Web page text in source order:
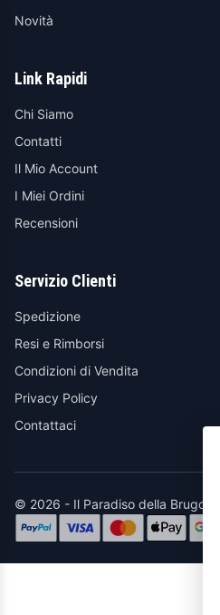
Novità
Link Rapidi
Chi Siamo
Contatti
Il Mio Account
I Miei Ordini
Recensioni
Servizio Clienti
Spedizione
Resi e Rimborsi
Condizioni di Vendita
Privacy Policy
Contattaci
© 2026 - Il Paradiso della Brugola